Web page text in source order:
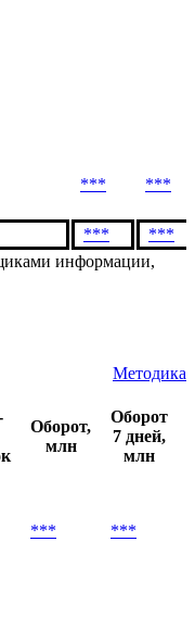
*** ***
***
***
информации,
Методика
Оборот,
млн
Оборот
7 дней,
млн
*** ***